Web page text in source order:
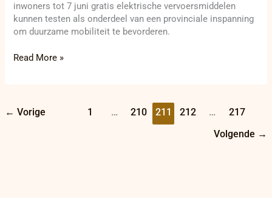
inwoners tot 7 juni gratis elektrische vervoersmiddelen
kunnen testen als onderdeel van een provinciale inspanning
om duurzame mobiliteit te bevorderen.
Read More »
← Vorige 1 … 210 211 212 … 217
Volgende →